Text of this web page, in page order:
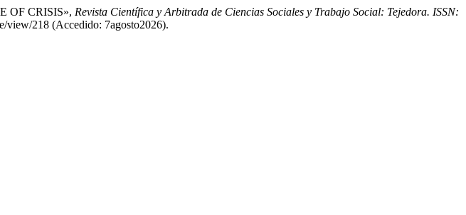
OF CRISIS», Revista Científica y Arbitrada de Ciencias Sociales y Trabajo Social: Tejedora. ISSN:
view/218 (Accedido: 7agosto2026).